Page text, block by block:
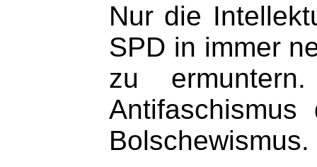
Nur die
SPD in immer
zu
Bolschewismus.